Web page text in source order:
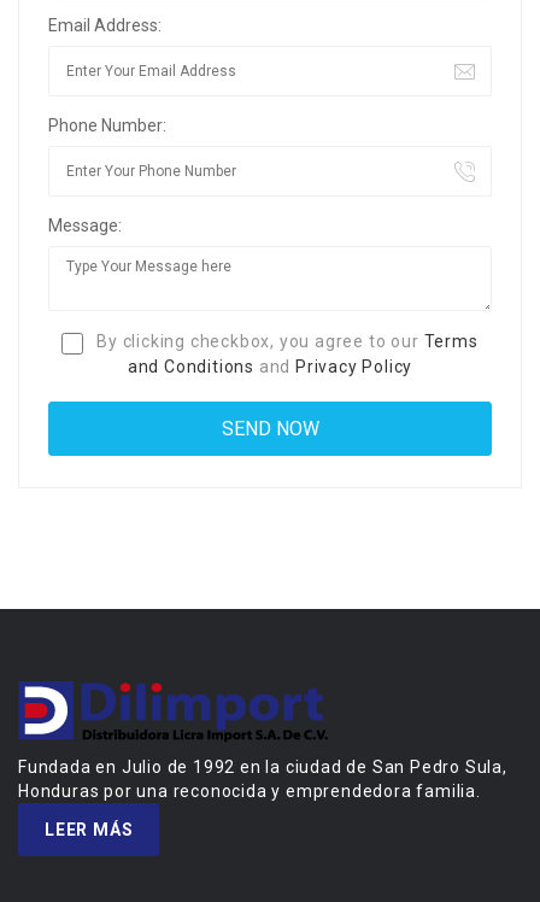
Email Address:
Phone Number:
Message:
By clicking checkbox, you agree to our Terms
and Conditions and Privacy Policy
Fundada en Julio de 1992 en la ciudad de San Pedro Sula,
Honduras por una reconocida y emprendedora familia.
LEER MÁS